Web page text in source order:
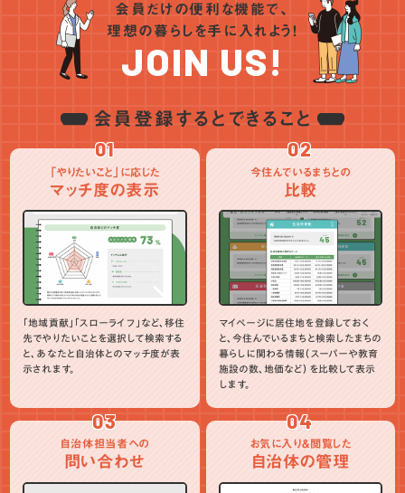
会員だけの便利な機能で、
理想の暮らしを手に入れよう！
JOIN US!
会員登録するとできること
01
「やりたいこと」に応じた
マッチ度の表示
「地域貢献」「スローライフ」など、移住
先でやりたいことを選択して検索する
と、あなたと自治体とのマッチ度が表
示されます。
02
今住んでいるまちとの
比較
マイページに居住地を登録しておく
と、今住んでいるまちと検索したまちの
暮らしに関わる情報（スーパーや教育
施設の数、地価など）を比較して表示
します。
03
自治体担当者への
問い合わせ
04
お気に入り＆閲覧した
自治体の管理